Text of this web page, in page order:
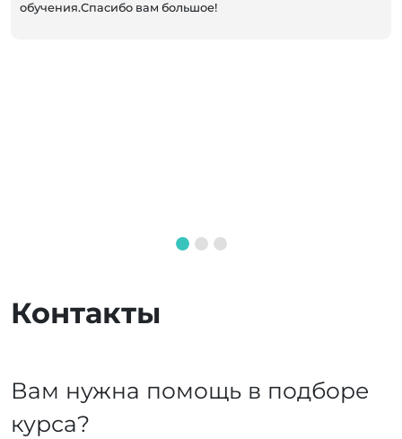
обучения.Спасибо вам большое!
Контакты
Вам нужна помощь в подборе
курса?